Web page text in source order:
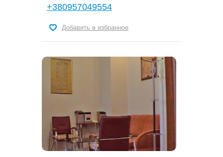
+380957049554
Добавить в избранное